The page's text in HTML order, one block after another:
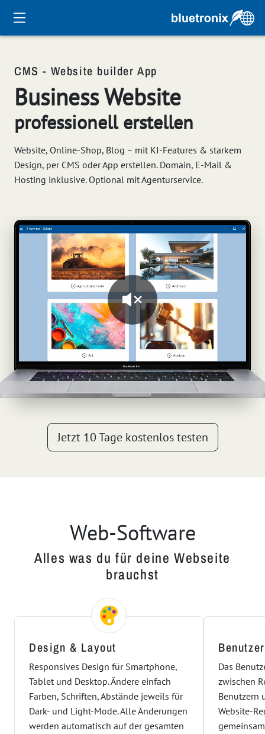
CMS - Website builder App
Business Website
professionell erstellen
Website, Online-Shop, Blog – mit KI-Features & starkem
Design, per CMS oder App erstellen. Domain, E-Mail &
Hosting inklusive. Optional mit Agenturservice.
Jetzt 10 Tage kostenlos testen
Web-Software
Alles was du für deine Webseite
brauchst
Design & Layout
Responsives Design für Smartphone,
Tablet und Desktop. Ändere einfach
Farben, Schriften, Abstände jeweils für
Dark- und Light-Mode. Alle Änderungen
werden automatisch auf der gesamten
Das
zwischen
Benutzern
Website-